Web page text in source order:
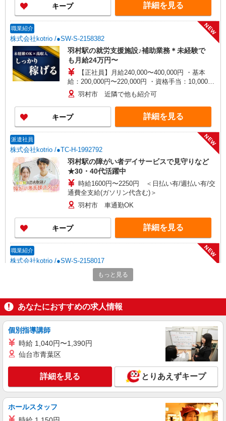
キープ 詳細を見る
職業紹介
株式会社kotrio /●SW-S-2158382
NEW
羽村駅の就労支援施設♪補助業務＊未経験で
も月給24万円〜
【正社員】月給240,000〜400,000円 ・基本
給：200,000円〜220,000円 ・資格手当：10,000〜
30,000円 ・役職手当：10,000〜70,000円 ・処遇改
善手当：20,000〜60,000円（勤続年数、保有資格
により変動） ・固定残業手当：20,000円（10時
間） ※固定残業時間を超過する場合には超過勤務
手当として別途支給 下記資格をお持ちの方歓迎 ・
認知症介護基礎研修 ・初任者研修 ・実務者研修
・介護福祉士 など
羽村市 近隣で他も紹介可
キープ 詳細を見る
派遣社員
株式会社kotrio /●TC-H-1992792
NEW
羽村駅の障がい者デイサービスで見守りなど
★30・40代活躍中
時給1600円〜2250円 ＜日払い有/週払い有/交
通費全支給(ガソリン代含む)＞
羽村市 車通勤OK
キープ 詳細を見る
職業紹介
株式会社kotrio /●SW-S-2158017
NEW
ゆったり週3〜/ブランクOK☆就労支援のパ
ートスタッフ☆羽村駅
◆交通費orガソリン代全額支給
羽村市 近隣で他も紹介可
キープ 詳細を見る
株式会社kotrio /●SW-S-2007412
NEW
羽村｜未経験OK！就労支援のパートスタッ
フ募集＊週3〜OK♪
時給1500円〜 ※給与は資格・経験を考慮
もっと見る
あなたにおすすめの求人情報
個別指導講師
時給 1,040円〜1,390円
仙台市青葉区
詳細を見る とりあえずキープ
ホールスタッフ